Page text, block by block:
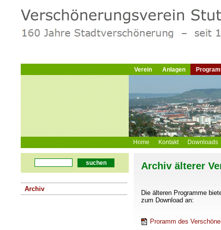
Verein Anlagen
Home Kontakt Downloads
suchen
Archiv
Archiv älterer
Die älteren Programme
zum Download an:
Proramm des